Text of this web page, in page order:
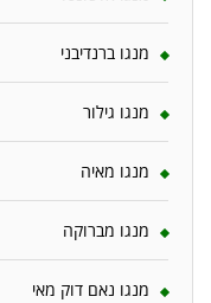
מנגו ברנדיבני
מנגו גילור
מנגו מאיה
מנגו מברוקה
מנגו נאם דוק מאי